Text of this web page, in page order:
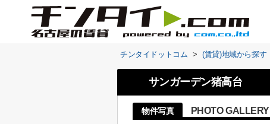
チンタイドットコム > (賃貸)地域から探す
サンガーデン猪高台
物件写真 PHOTO GALLERY